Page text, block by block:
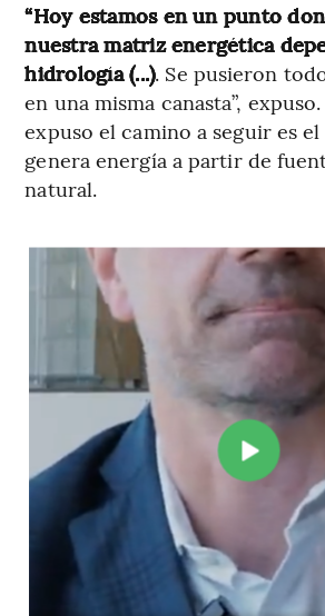
“Hoy estamos en un punto
nuestra matriz energética
hidrología (...). Se pusieron
en una misma canasta”,
expuso el camino a seguir es
genera energía a partir de
natural.